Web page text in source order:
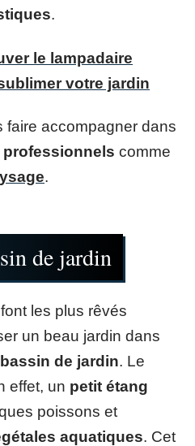
.
le lampadaire
votre jardin
faire accompagner dans
professionnels comme
.
de jardin
les plus rêvés
un beau jardin dans
bassin de jardin. Le
effet, un petit étang
poissons et
aquatiques. Cet